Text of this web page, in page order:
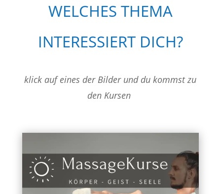
WELCHES THEMA
INTERESSIERT DICH?
klick auf eines der Bilder und du kommst zu
den Kursen